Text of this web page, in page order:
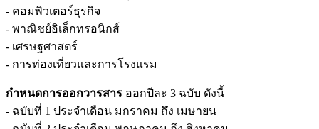
- คอมพิวเตอร์ธุรกิจ
- พาณิชย์อิเล็กทรอนิกส์
- เศรษฐศาสตร์
- การท่องเที่ยวและการโรงแรม
กำหนดการออกวารสาร ออกปีละ 3 ฉบับ ดังนี้
- ฉบับที่ 1 ประจำเดือน มกราคม ถึง เมษายน